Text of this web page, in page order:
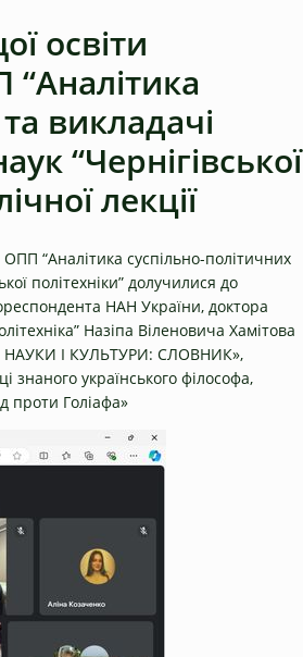
освіти
“Аналітика
викладачі
“Чернігівської
лекції
“Аналітика суспільно-політичних
політехніки” долучилися до
НАН України, доктора
Назіпа Віленовича Хамітова
НАУКИ І КУЛЬТУРИ: СЛОВНИК»,
знаного українського філософа,
проти Голіафа»